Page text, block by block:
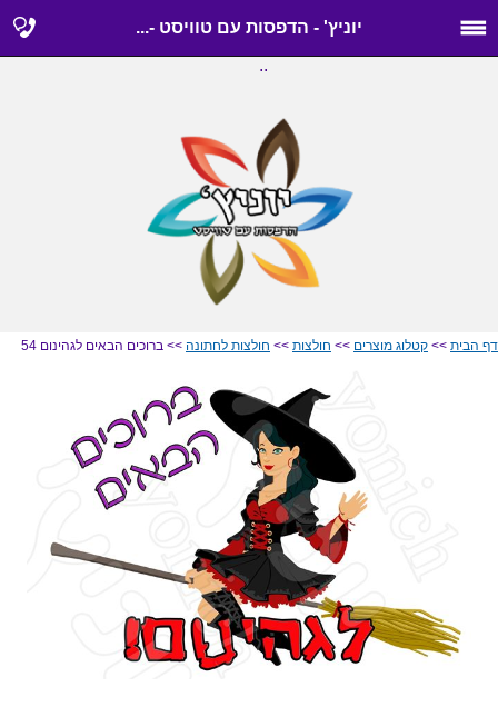
יוניץ' - הדפסות עם טוויסט -...
..
דף הבית >> קטלוג מוצרים >> חולצות >> חולצות לחתונה >> ברוכים הבאים לגהינום 54